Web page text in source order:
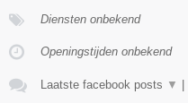
Diensten onbekend
Openingstijden onbekend
Laatste facebook posts ▼ |